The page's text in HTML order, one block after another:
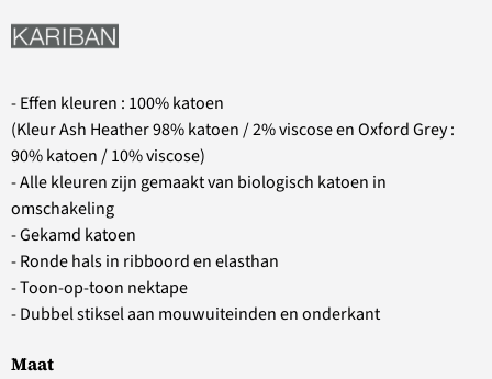
- Effen kleuren : 100% katoen
(Kleur Ash Heather 98% katoen / 2% viscose en Oxford Grey :
90% katoen / 10% viscose)
- Alle kleuren zijn gemaakt van biologisch katoen in
omschakeling
- Gekamd katoen
- Ronde hals in ribboord en elasthan
- Toon-op-toon nektape
- Dubbel stiksel aan mouwuiteinden en onderkant
Maat